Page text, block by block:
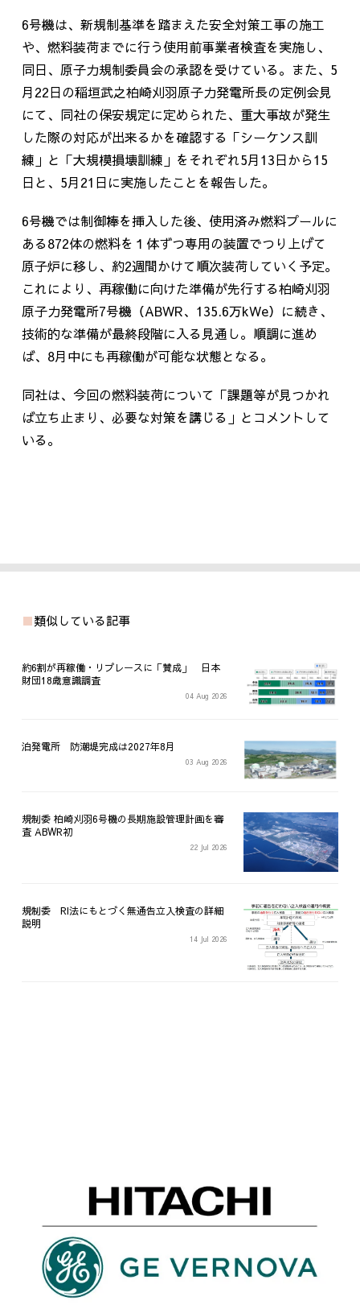
6号機は、新規制基準を踏まえた安全対策工事の施工
や、燃料装荷までに行う使用前事業者検査を実施し、
同日、原子力規制委員会の承認を受けている。また、 5
月22日の稲垣武之柏崎刈羽原子力発電所長の定例会見
にて、同社の保安規定に定められた、重大事故が発生
した際の対応が出来るかを確認する「シーケンス訓
練」と「大規模損壊訓練」をそれぞれ5月13日から15
日と、 5月21 日に実施したことを報告した。
6号機では制御棒を挿入した後、使用済み燃料プールに
ある872体の燃料を１体ずつ専用の装置でつり上げて
原子炉に移し、約2週間かけて順次装荷していく予定。
これにより、再稼働に向けた準備が先行する柏崎刈羽
原子力発電所7号機（ABWR、 135.6万kWe）に続き、
技術的な準備が最終段階に入る見通し。順調に進め
ば、 8月中にも再稼働が可能な状態となる。
同社は、今回の燃料装荷について「課題等が見つかれ
ば立ち止まり、必要な対策を講じる」とコメントして
いる。
類似している記事
約6割が再稼働・リプレースに「賛成」 日本
財団18歳意識調査
04 Aug 2026
泊発電所 防潮堤完成は2027年8月
03 Aug 2026
規制委 柏崎刈羽6号機の長期施設管理計画を審
査 ABWR初
22 Jul 2026
規制委 RI法にもとづく無通告立入検査の詳細
説明
14 Jul 2026